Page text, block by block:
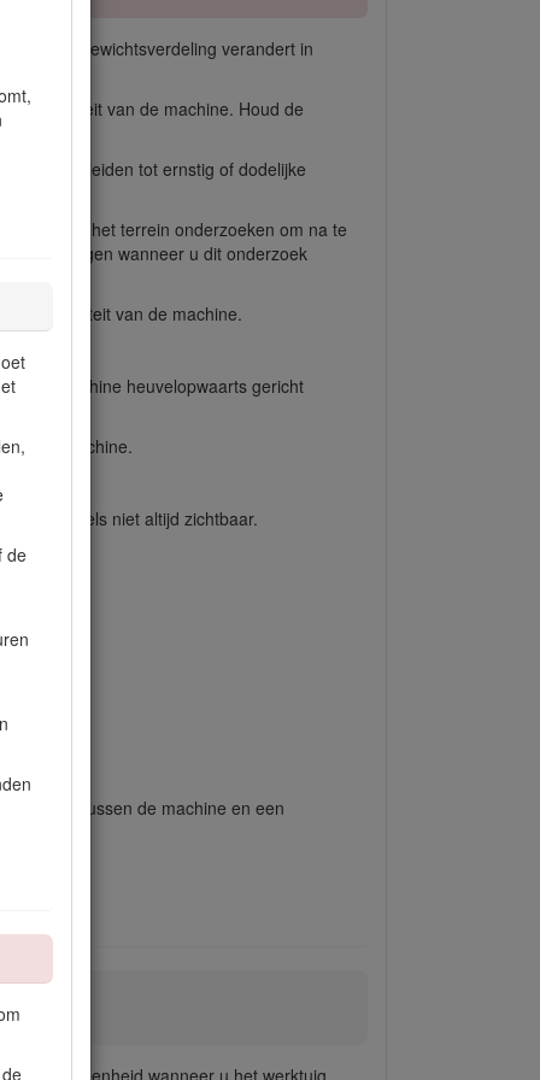
de
De gewichtsverdeling verandert in
stabiliteit van de machine. Houd de
Dit kan leiden tot ernstig of dodelijke
u zeker het terrein onderzoeken om na te
wanneer u dit onderzoek
de stabiliteit van de machine.
de machine heuvelopwaarts gericht
de machine.
obstakels niet altijd zichtbaar.
afstand tussen de machine en een
tractie-eenheid wanneer u het werktuig